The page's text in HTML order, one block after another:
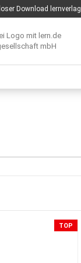
Download lernverlag
TOP